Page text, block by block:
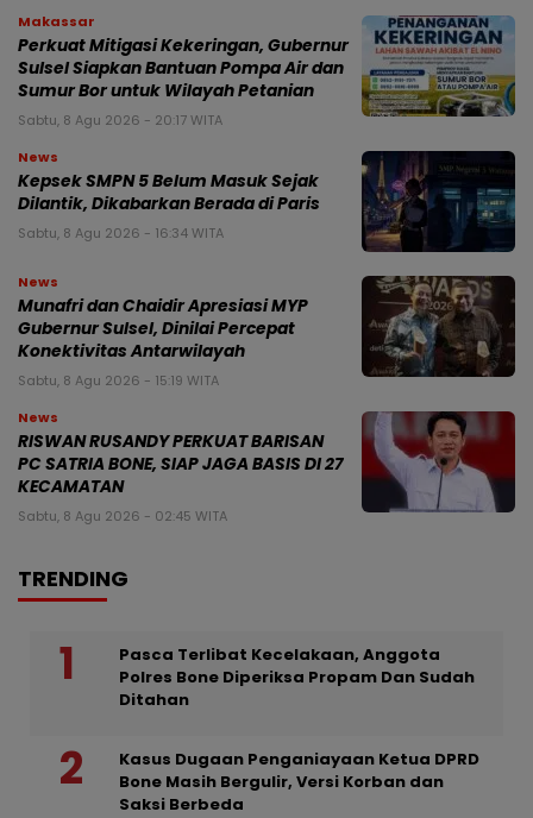
Makassar
Perkuat Mitigasi Kekeringan, Gubernur
Sulsel Siapkan Bantuan Pompa Air dan
Sumur Bor untuk Wilayah Petanian
Sabtu, 8 Agu 2026 - 20:17 WITA
News
Kepsek SMPN 5 Belum Masuk Sejak
Dilantik, Dikabarkan Berada di Paris
Sabtu, 8 Agu 2026 - 16:34 WITA
News
Munafri dan Chaidir Apresiasi MYP
Gubernur Sulsel, Dinilai Percepat
Konektivitas Antarwilayah
Sabtu, 8 Agu 2026 - 15:19 WITA
News
RISWAN RUSANDY PERKUAT BARISAN
PC SATRIA BONE, SIAP JAGA BASIS DI 27
KECAMATAN
Sabtu, 8 Agu 2026 - 02:45 WITA
TRENDING
Pasca Terlibat Kecelakaan, Anggota
Polres Bone Diperiksa Propam Dan Sudah
Ditahan
Kasus Dugaan Penganiayaan Ketua DPRD
Bone Masih Bergulir, Versi Korban dan
Saksi Berbeda